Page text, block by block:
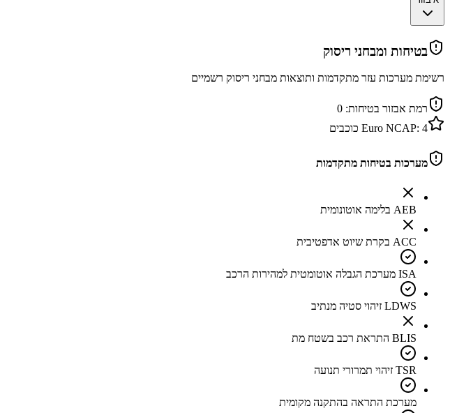
בטיחות ומבחני ריסוק
רשימת מערכות עזר מתקדמות ותוצאות מבחני ריסוק רשמיים
רמת אבזור בטיחות: 0
Euro NCAP: 4 כוכבים
מערכות בטיחות מתקדמות
AEB בלימה אוטונומית
ACC בקרת שיוט אדפטיבית
ISA מערכת הגבלה אוטומטית למהירות הרכב
LDWS זיהוי סטיה מנתיב
BLIS התראת רכב בשטח מת
TSR זיהוי תמרורי תנועה
מערכת התראה בהתקנה מקומית